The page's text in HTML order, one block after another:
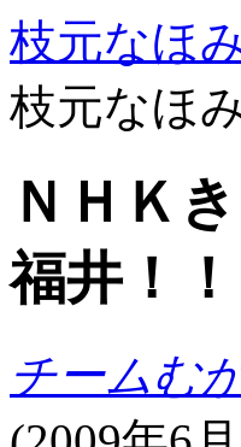
枝元なほ
枝元なほ
ＮＨＫ
福井！！
チームむ